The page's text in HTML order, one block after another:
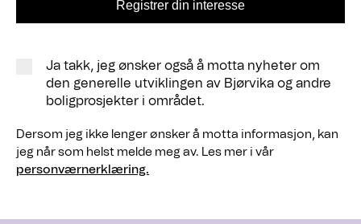
Ja takk, jeg ønsker også å motta nyheter om
den generelle utviklingen av Bjørvika og andre
boligprosjekter i området.
Dersom jeg ikke lenger ønsker å motta informasjon, kan
jeg når som helst melde meg av. Les mer i vår
personværnerklæring.